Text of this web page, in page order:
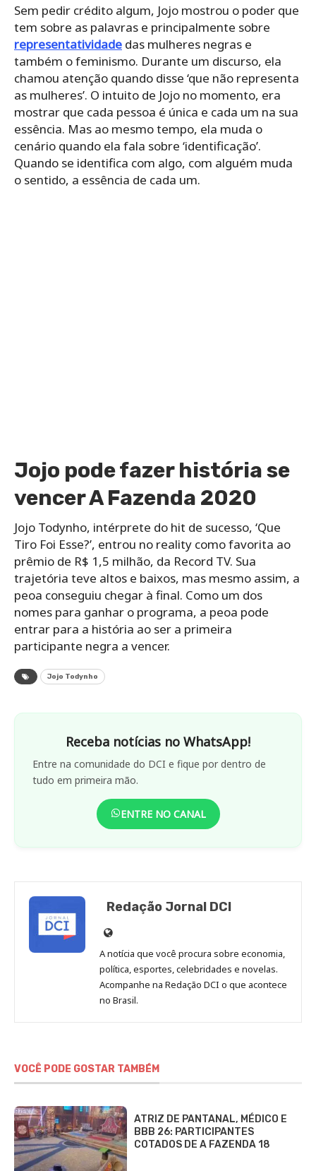
Sem pedir crédito algum, Jojo mostrou o poder que
tem sobre as palavras e principalmente sobre
representatividade das mulheres negras e
também o feminismo. Durante um discurso, ela
chamou atenção quando disse ‘que não representa
as mulheres’. O intuito de Jojo no momento, era
mostrar que cada pessoa é única e cada um na sua
essência. Mas ao mesmo tempo, ela muda o
cenário quando ela fala sobre ‘identificação’.
Quando se identifica com algo, com alguém muda
o sentido, a essência de cada um.
Jojo pode fazer história se
vencer A Fazenda 2020
Jojo Todynho, intérprete do hit de sucesso, ‘Que
Tiro Foi Esse?’, entrou no reality como favorita ao
prêmio de R$ 1,5 milhão, da Record TV. Sua
trajetória teve altos e baixos, mas mesmo assim, a
peoa conseguiu chegar à final. Como um dos
nomes para ganhar o programa, a peoa pode
entrar para a história ao ser a primeira
participante negra a vencer.
Jojo Todynho
Receba notícias no WhatsApp!
Entre na comunidade do DCI e fique por dentro de
tudo em primeira mão.
ENTRE NO CANAL
Redação Jornal DCI
Site
de
Redação
Jornal
DCI
A notícia que você procura sobre economia,
política, esportes, celebridades e novelas.
Acompanhe na Redação DCI o que acontece
no Brasil.
VOCÊ PODE GOSTAR TAMBÉM
ATRIZ DE PANTANAL, MÉDICO E
BBB 26: PARTICIPANTES
COTADOS DE A FAZENDA 18